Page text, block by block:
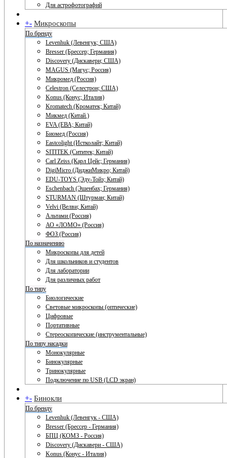
Для астрофотографий
+- Микроскопы
По бренду
Levenhuk (Левенгук; США)
Bresser (Брессер; Германия)
Discovery (Дискавери; США)
MAGUS (Магус; Россия)
Микромед (Россия)
Celestron (Селестрон; США)
Konus (Конус; Италия)
Kromatech (Кроматек; Китай)
Микмед (Китай.)
EVA (ЕВА; Китай)
Биомед (Россия)
Eastcolight (Истколайт; Китай)
SITITEK (Сититек; Китай)
Carl Zeiss (Карл Цейс; Германия)
DigiMicro (ДиджиМикро; Китай)
EDU-TOYS (Эду-Тойз; Китай)
Eschenbach (Эшенбах; Германия)
STURMAN (Штурман; Китай)
Velvi (Велви; Китай)
Альтами (Россия)
АО «ЛОМО» (Россия)
ФОЗ (Россия)
По назначению
Микроскопы для детей
Для школьников и студентов
Для лаборатории
Для различных работ
По типу
Биологические
Световые микроскопы (оптические)
Цифровые
Портативные
Стереоскопические (инструментальные)
По типу насадки
Монокулярные
Бинокулярные
Тринокулярные
Подключение по USB (LCD экран)
+- Бинокли
По бренду
Levenhuk (Левенгук - США)
Bresser (Брессер - Германия)
БПЦ (КОМЗ - Россия)
Discovery (Дискавери - США)
Konus (Конус - Италия)